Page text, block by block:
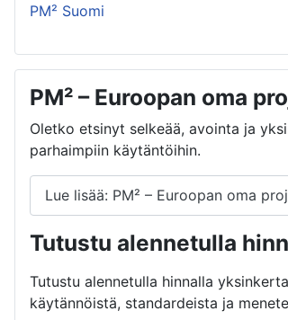
PM² Suomi
PM² – Euroopan oma
Oletko etsinyt selkeää, avointa ja
parhaimpiin käytäntöihin.
Lue lisää: PM² – Euroopan oma
Tutustu alennetulla
Tutustu alennetulla hinnalla
käytännöistä, standardeista ja